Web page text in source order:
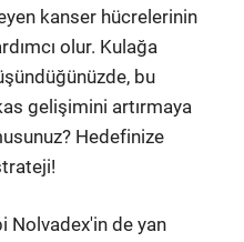
kanser hücrelerinin
olur. Kulağa
bu
gelişimini artırmaya
Hedefinize
Nolvadex'in de yan